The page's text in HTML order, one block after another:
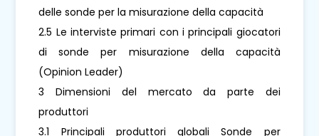
delle sonde per la misurazione della capacità
2.5 Le interviste primari con i principali giocatori
di sonde per misurazione della capacità
(Opinion Leader)
3 Dimensioni del mercato da parte dei
produttori
3.1 Principali produttori globali Sonde per